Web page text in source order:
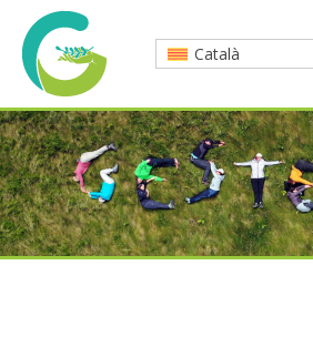
Català